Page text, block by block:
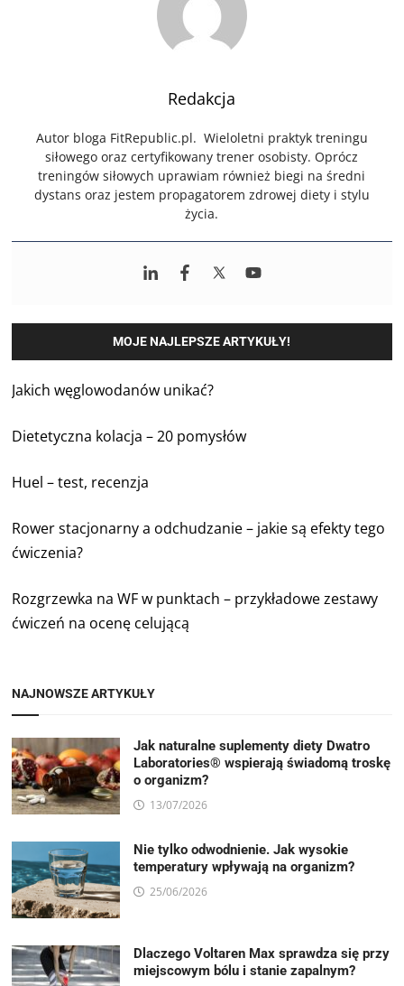
Redakcja
Autor bloga FitRepublic.pl. Wieloletni praktyk treningu
siłowego oraz certyfikowany trener osobisty. Oprócz
treningów siłowych uprawiam również biegi na średni
dystans oraz jestem propagatorem zdrowej diety i stylu
życia.
MOJE NAJLEPSZE ARTYKUŁY!
Jakich węglowodanów unikać?
Dietetyczna kolacja – 20 pomysłów
Huel – test, recenzja
Rower stacjonarny a odchudzanie – jakie są efekty tego
ćwiczenia?
Rozgrzewka na WF w punktach – przykładowe zestawy
ćwiczeń na ocenę celującą
NAJNOWSZE ARTYKUŁY
Jak naturalne suplementy diety Dwatro
Laboratories® wspierają świadomą troskę
o organizm?
13/07/2026
Nie tylko odwodnienie. Jak wysokie
temperatury wpływają na organizm?
25/06/2026
Dlaczego Voltaren Max sprawdza się przy
miejscowym bólu i stanie zapalnym?